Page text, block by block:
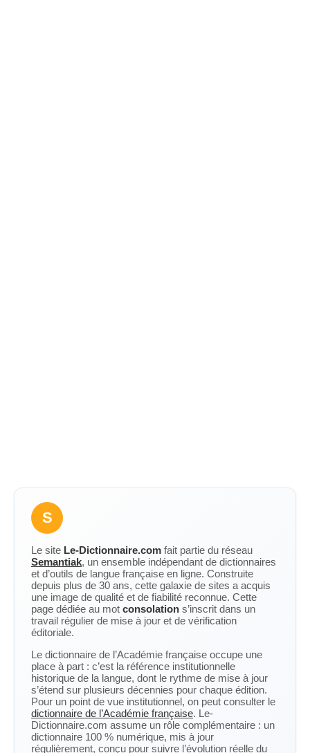
S
Le site Le-Dictionnaire.com fait partie du réseau
Semantiak, un ensemble indépendant de dictionnaires
et d’outils de langue française en ligne. Construite
depuis plus de 30 ans, cette galaxie de sites a acquis
une image de qualité et de fiabilité reconnue. Cette
page dédiée au mot consolation s’inscrit dans un
travail régulier de mise à jour et de vérification
éditoriale.
Le dictionnaire de l’Académie française occupe une
place à part : c’est la référence institutionnelle
historique de la langue, dont le rythme de mise à jour
s’étend sur plusieurs décennies pour chaque édition.
Pour un point de vue institutionnel, on peut consulter le
dictionnaire de l’Académie française. Le-
Dictionnaire.com assume un rôle complémentaire : un
dictionnaire 100 % numérique, mis à jour
régulièrement, conçu pour suivre l’évolution réelle du